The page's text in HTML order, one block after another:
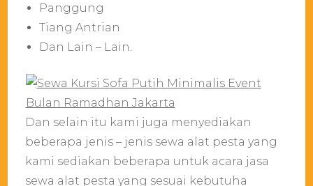
Panggung
Tiang Antrian
Dan Lain – Lain.
Dan selain itu kami juga menyediakan
beberapa jenis – jenis sewa alat pesta yang
kami sediakan beberapa untuk acara jasa
sewa alat pesta yang sesuai kebutuha